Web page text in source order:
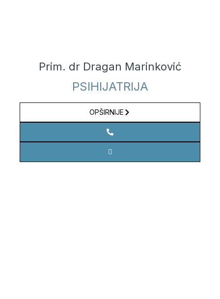
Prim. dr Dragan Marinković
PSIHIJATRIJA
OPŠIRNIJE